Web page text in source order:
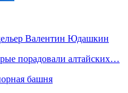
Валентин Юдашкин
порадовали алтайских…
башня